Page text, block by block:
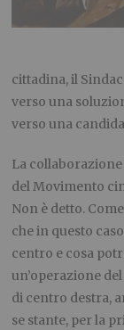
cittadina, il
verso una
verso una
La
del Movimento
Non è detto.
che in questo
centro e cosa
un’operazione
di centro destra,
se stante, per la